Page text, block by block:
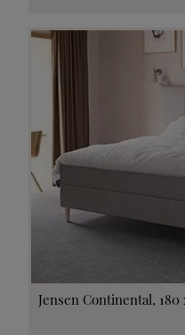
Jensen Continental, 180